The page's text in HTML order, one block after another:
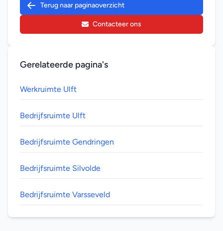
Terug naar paginaoverzicht
Contacteer ons
Gerelateerde pagina's
Werkruimte Ulft
Bedrijfsruimte Ulft
Bedrijfsruimte Gendringen
Bedrijfsruimte Silvolde
Bedrijfsruimte Varsseveld